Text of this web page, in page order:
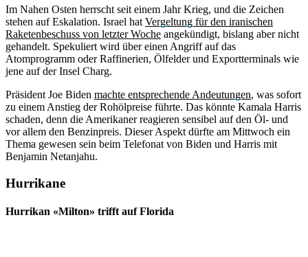
Im Nahen Osten herrscht seit einem Jahr Krieg, und die Zeichen
stehen auf Eskalation. Israel hat Vergeltung für den iranischen
Raketenbeschuss von letzter Woche angekündigt, bislang aber nicht
gehandelt. Spekuliert wird über einen Angriff auf das
Atomprogramm oder Raffinerien, Ölfelder und Exportterminals wie
jene auf der Insel Charg.
Präsident Joe Biden machte entsprechende Andeutungen, was sofort
zu einem Anstieg der Rohölpreise führte. Das könnte Kamala Harris
schaden, denn die Amerikaner reagieren sensibel auf den Öl- und
vor allem den Benzinpreis. Dieser Aspekt dürfte am Mittwoch ein
Thema gewesen sein beim Telefonat von Biden und Harris mit
Benjamin Netanjahu.
Hurrikane
Hurrikan «Milton» trifft auf Florida